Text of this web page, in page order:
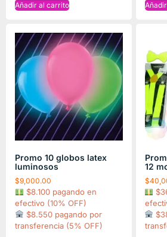
Añadir al carrito
Promo 10 globos latex
luminosos
$9,000.00
$8.100 pagando en
efectivo (10% OFF)
$8.550 pagando por
transferencia (5% OFF)
12
$